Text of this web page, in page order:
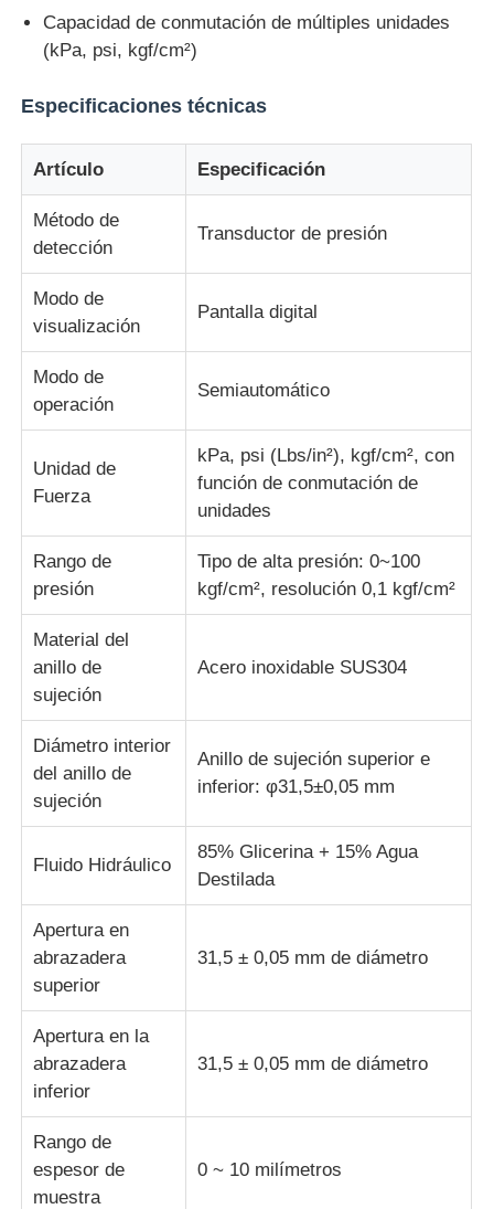
Máquina de prueba de impacto
equipo de prueba de goma
Equipos de prueba de calzado
Equipo de ensayo de materiales de construcción
Equipo de ensayo de envases
Equipo de ensayo de adhesivos
Regulador de la temperatura y de la humedad
probador de la dureza
Capacidad de conmutación de múltiples unidades
(kPa, psi, kgf/cm²)
Especificaciones técnicas
Artículo Especificación
Método de
detección
Transductor de presión
Modo de
visualización
Pantalla digital
Modo de
operación
Semiautomático
Unidad de
Fuerza
kPa, psi (Lbs/in²), kgf/cm², con
función de conmutación de
unidades
Rango de
presión
Tipo de alta presión: 0~100
kgf/cm², resolución 0,1 kgf/cm²
Material del
anillo de
sujeción
Acero inoxidable SUS304
Diámetro interior
del anillo de
sujeción
Anillo de sujeción superior e
inferior: φ31,5±0,05 mm
Fluido Hidráulico
85% Glicerina + 15% Agua
Destilada
Apertura en
abrazadera
superior
31,5 ± 0,05 mm de diámetro
Apertura en la
abrazadera
inferior
31,5 ± 0,05 mm de diámetro
Rango de
espesor de
muestra
0 ~ 10 milímetros